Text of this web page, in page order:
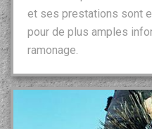
et ses prestations sont
pour de plus amples
ramonage.